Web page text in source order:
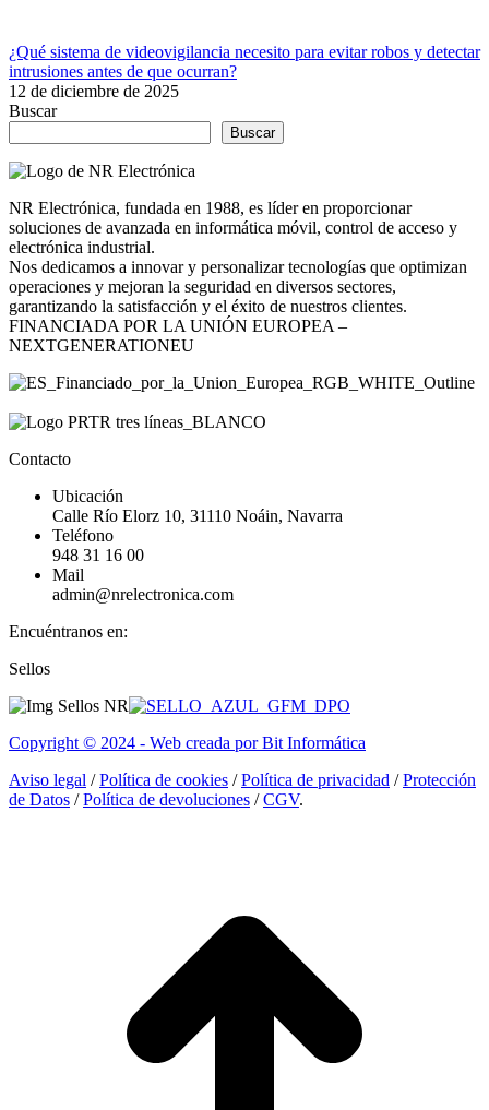
¿Qué sistema de videovigilancia necesito para evitar robos y detectar
intrusiones antes de que ocurran?
12 de diciembre de 2025
Buscar
Buscar
NR Electrónica, fundada en 1988, es líder en proporcionar
soluciones de avanzada en informática móvil, control de acceso y
electrónica industrial.
Nos dedicamos a innovar y personalizar tecnologías que optimizan
operaciones y mejoran la seguridad en diversos sectores,
garantizando la satisfacción y el éxito de nuestros clientes.
FINANCIADA POR LA UNIÓN EUROPEA –
NEXTGENERATIONEU
Contacto
Ubicación
Calle Río Elorz 10, 31110 Noáin, Navarra
Teléfono
948 31 16 00
Mail
admin@nrelectronica.com
Encuéntranos en:
Facebook
opens
new
Linkedin
opens
new
Instagram
opens
new
Sellos
Copyright © 2024 - Web creada por Bit Informática
Aviso legal /Política de cookies /Política de privacidad /Protección
de Datos /Política de devoluciones /CGV.